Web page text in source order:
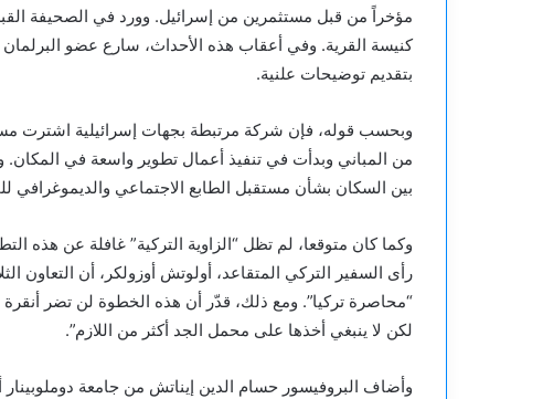
مؤخراً من قبل مستثمرين من إسرائيل. وورد في الصحيفة
كنيسة القرية. وفي أعقاب هذه الأحداث، سارع عضو
بتقديم توضيحات علنية.
وبحسب قوله، فإن شركة مرتبطة بجهات إسرائيلية اشترت
من المباني وبدأت في تنفيذ أعمال تطوير واسعة في
بين السكان بشأن مستقبل الطابع الاجتماعي والديموغرافي
رأى السفير التركي المتقاعد، أولوتش أوزولكر، أن التعاون
“محاصرة تركيا”. ومع ذلك، قدّر أن هذه الخطوة لن تضر
لكن لا ينبغي أخذها على محمل الجد أكثر من اللازم”.
وأضاف البروفيسور حسام الدين إيناتش من جامعة